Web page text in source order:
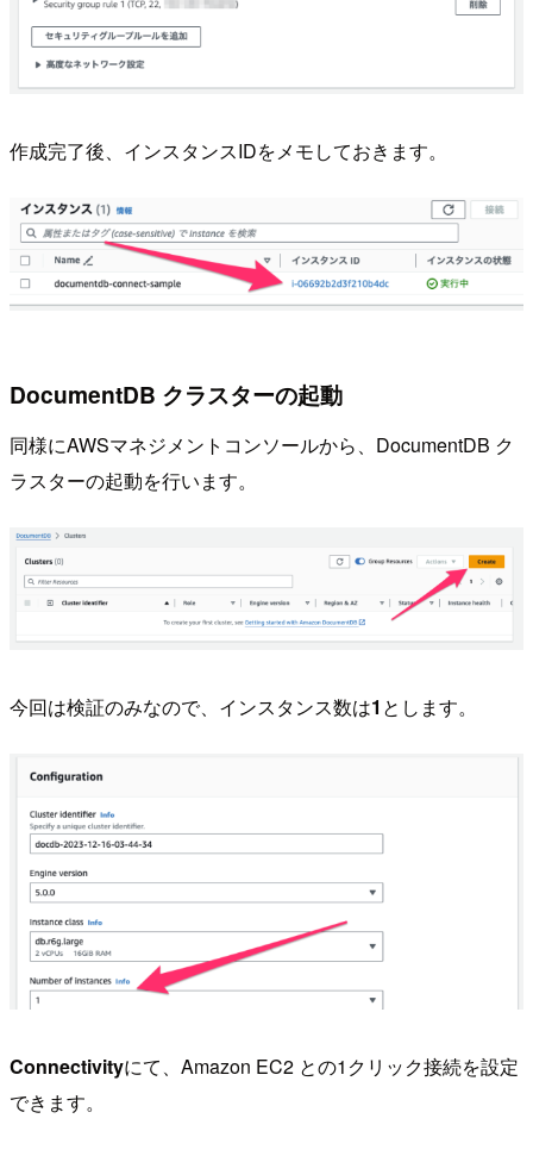
作成完了後、インスタンスIDをメモしておきます。
DocumentDB クラスターの起動
同様にAWSマネジメントコンソールから、DocumentDB ク
ラスターの起動を行います。
今回は検証のみなので、インスタンス数は1 とします。
Connectivityにて、Amazon EC2 との1クリック接続を設定
できます。